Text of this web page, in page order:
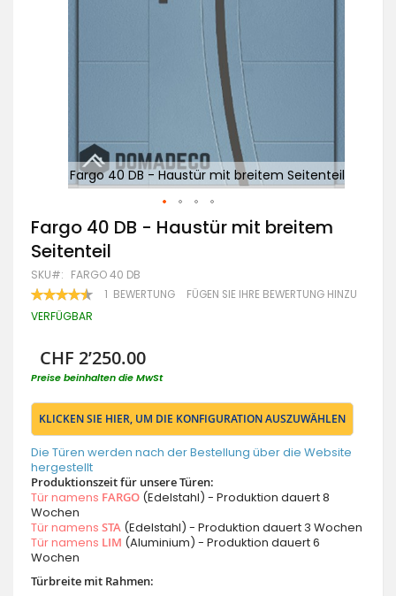
Fargo 40 DB - Haustür mit breitem Seitenteil
Zum
Anfang
der
Bildgalerie
springen
Fargo 40 DB - Haustür mit breitem
Seitenteil
SKU FARGO 40 DB
BEWERTUNG:
100
1 BEWERTUNG FÜGEN SIE IHRE BEWERTUNG HINZU
VERFÜGBAR
CHF 2’250.00
Preise beinhalten die MwSt
KLICKEN SIE HIER, UM DIE KONFIGURATION AUSZUWÄHLEN
Die Türen werden nach der Bestellung über die Website
hergestellt
Produktionszeit für unsere Türen:
Tür namens FARGO (Edelstahl) - Produktion dauert 8
Wochen
Tür namens STA (Edelstahl) - Produktion dauert 3 Wochen
Tür namens LIM (Aluminium) - Produktion dauert 6
Wochen
Türbreite mit Rahmen: